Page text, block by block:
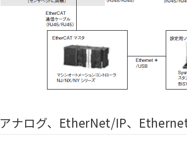
アナログ、EtherNet/IP、